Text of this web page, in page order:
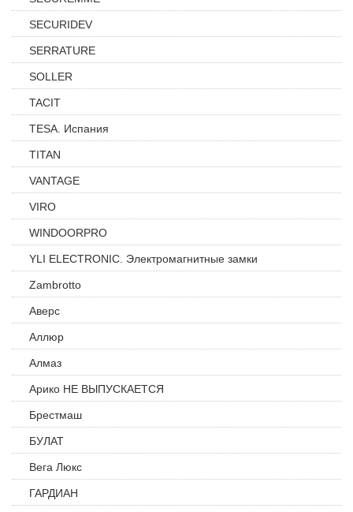
SECURIDEV
SERRATURE
SOLLER
TACIT
TESA. Испания
TITAN
VANTAGE
VIRO
WINDOORPRO
YLI ELECTRONIC. Электромагнитные замки
Zambrotto
Аверс
Аллюр
Алмаз
Арико НЕ ВЫПУСКАЕТСЯ
Брестмаш
БУЛАТ
Вега Люкс
ГАРДИАН